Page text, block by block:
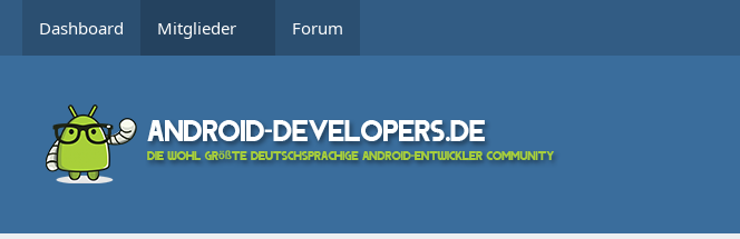
Dashboard Mitglieder Forum